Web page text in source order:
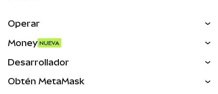
Operar
Activos del mundo real
Money NUEVA
Desarrollador
Obtén MetaMask